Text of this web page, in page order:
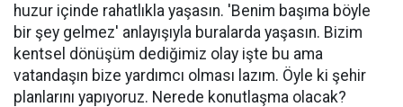
huzur içinde rahatlıkla yaşasın. 'Benim başıma böyle
bir şey gelmez' anlayışıyla buralarda yaşasın. Bizim
kentsel dönüşüm dediğimiz olay işte bu ama
vatandaşın bize yardımcı olması lazım. Öyle ki şehir
planlarını yapıyoruz. Nerede konutlaşma olacak?